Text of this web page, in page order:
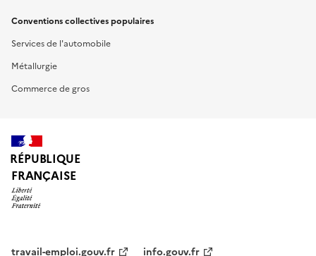
Conventions collectives populaires
Services de l'automobile
Métallurgie
Commerce de gros
RÉPUBLIQUE
FRANÇAISE
travail-emploi.gouv.fr
info.gouv.fr